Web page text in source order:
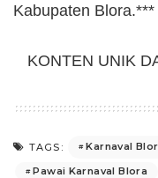
Kabupaten Blora.***
KONTEN UNIK
TAGS: Karnaval
Pawai Karnaval Blora